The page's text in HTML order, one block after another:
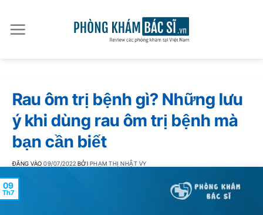
qua
nội
Rau ôm trị bệnh gì? Những lưu
ý khi dùng rau ôm trị bệnh mà
bạn cần biết
ĐĂNG VÀO09/07/2022 BỞI PHẠM THỊ NHẬT VY
09
Th7